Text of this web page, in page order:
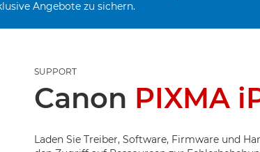
Angebote zu sichern.
SUPPORT
Canon PIXMA
Laden Sie Treiber, Software, Firmware und